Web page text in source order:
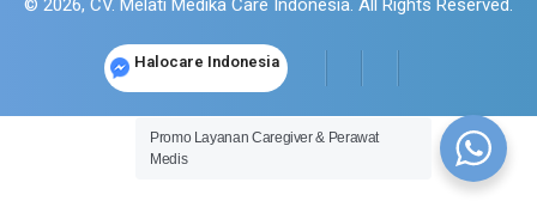
© 2026, CV. Melati Medika Care Indonesia. All Rights Reserved.
Halocare Indonesia
Promo Layanan Caregiver & Perawat
Medis